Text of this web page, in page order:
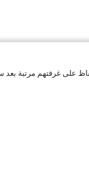
على غرفتهم مرتبة